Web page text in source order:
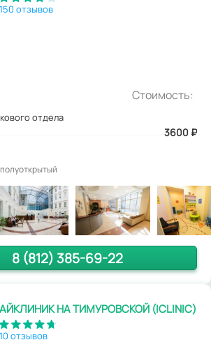
150 отзывов
Стоимость:
отдела
3600 ₽
8 (812) 385-69-22
АЙКЛИНИК НА ТИМУРОВСКОЙ (ICLINIC)
10 отзывов